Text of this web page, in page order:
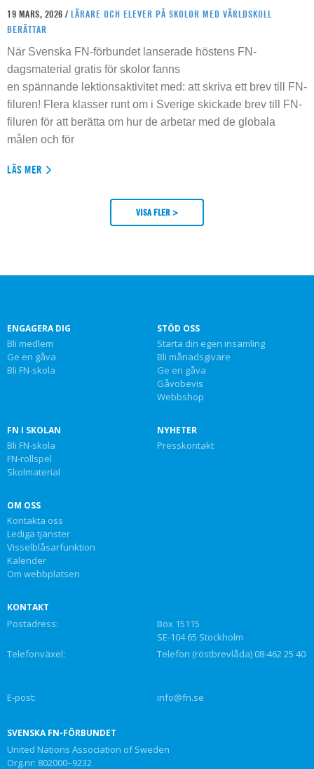
19 MARS, 2026 / LÄRARE OCH ELEVER PÅ SKOLOR MED VÄRLDSKOLL
BERÄTTAR
När Svenska FN-förbundet lanserade höstens FN-
dagsmaterial gratis för skolor fanns
en spännande lektionsaktivitet med: att skriva ett brev till FN-
filuren! Flera klasser runt om i Sverige skickade brev till FN-
filuren för att berätta om hur de arbetar med de globala
målen och för
LÄS MER
VISA FLER >
ENGAGERA DIG
Bli medlem
Ge en gåva
Bli FN-skola
STÖD OSS
Starta din egen insamling
Bli månadsgivare
Ge en gåva
Gåvobevis
Webbshop
FN I SKOLAN
Bli FN-skola
FN-rollspel
Skolmaterial
NYHETER
Presskontakt
OM OSS
Kontakta oss
Lediga tjänster
Visselblåsarfunktion
Kalender
Om webbplatsen
KONTAKT
Postadress:
Box 15115
SE-104 65 Stockholm
Telefonväxel:
Telefon (röstbrevlåda) 08-462 25 40
E-post: info@fn.se
SVENSKA FN-FÖRBUNDET
United Nations Association of Sweden
Org.nr: 802000–9232